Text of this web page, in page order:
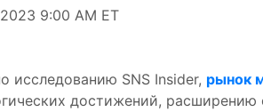
9:00 AM ET
исследованию SNS Insider, рынок
достижений,